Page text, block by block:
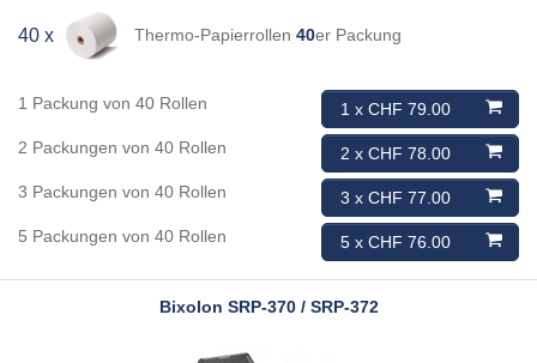
40 x Thermo-Papierrollen 40er Packung
1 x CHF 79.00
1 Packung von 40 Rollen
2 x CHF 78.00
2 Packungen von 40 Rollen
3 x CHF 77.00
3 Packungen von 40 Rollen
5 x CHF 76.00
5 Packungen von 40 Rollen
Bixolon SRP-370 / SRP-372